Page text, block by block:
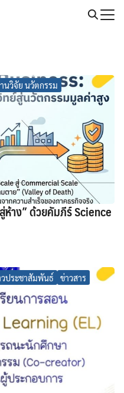
นวิจัย นวัตกรรม
าง” ด้วยคัมภีร์ Science
ประชาสัมพันธ์ ข่าวสาร